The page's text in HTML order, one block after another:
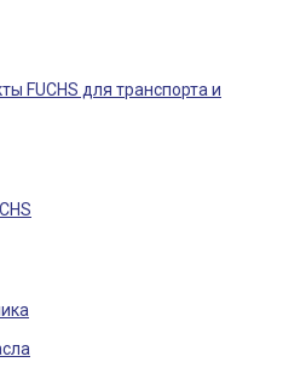
FUCHS для транспорта и